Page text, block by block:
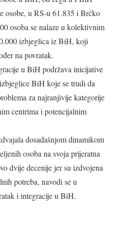
osobe, u RS-u 61.835 i Brčko
osoba se nalaze u kolektivnim
izbjeglica iz BiH, koji
na povratak.
u BiH podržava inicijative
BiH koje se trudi da
za najranjivije kategorije
centrima i potencijalnim
dosadašnjom dinamikom
osoba na svoja prijeratna
dvije decenije jer su izdvojena
potreba, navodi se u
i integracije u BiH.